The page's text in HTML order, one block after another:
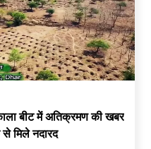
बीट में अतिक्रमण की खबर
मिले नदारद